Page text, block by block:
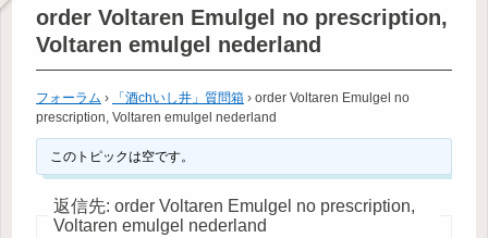
order Voltaren Emulgel no prescription,
Voltaren emulgel nederland
フォーラム › 「酒chいし井」質問箱 › order Voltaren Emulgel no
prescription, Voltaren emulgel nederland
このトピックは空です。
返信先: order Voltaren Emulgel no prescription,
Voltaren emulgel nederland